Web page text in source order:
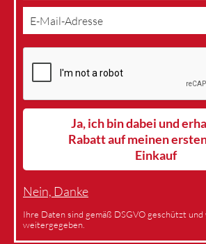
Ja, ich bin dabei und
Rabatt auf meinen
Einkauf
Nein, Danke
Ihre Daten sind gemäß DSGVO geschützt und
weitergegeben.